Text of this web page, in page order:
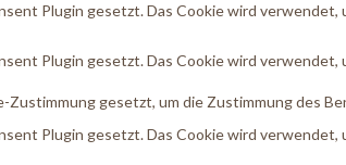
Plugin gesetzt. Das Cookie wird
Plugin gesetzt. Das Cookie wird
Zustimmung gesetzt, um die Zustimmung des
Plugin gesetzt. Das Cookie wird